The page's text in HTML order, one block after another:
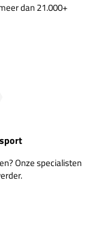
dan 21.000+
Onze specialisten